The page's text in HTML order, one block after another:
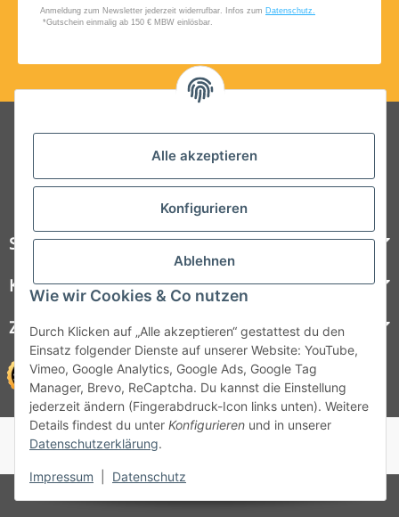
Alle akzeptieren
Konfigurieren
Ablehnen
Wie wir Cookies & Co nutzen
Durch Klicken auf „Alle akzeptieren“ gestattest du den
Einsatz folgender Dienste auf unserer Website: YouTube,
Vimeo, Google Analytics, Google Ads, Google Tag
Manager, Brevo, ReCaptcha. Du kannst die Einstellung
jederzeit ändern (Fingerabdruck-Icon links unten). Weitere
Details findest du unter Konfigurieren und in unserer
Datenschutzerklärung.
Impressum Datenschutz
Folgt uns auf Social Media
Steelboxx
Kundenservice
Zahlungsmöglichkeiten
© 1964 - 2026 Lüllmann GmbH